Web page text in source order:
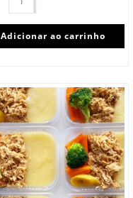
Adicionar ao carrinho